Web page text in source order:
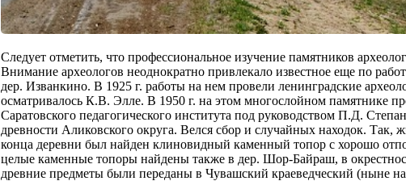
Следует отметить, что профессиональное изучение памятников
Внимание археологов неоднократно привлекало известное еще по
дер. Изванкино. В 1925 г. работы на нем провели ленинградские
осматривалось К.В. Элле. В 1950 г. на этом многослойном памятнике
Саратовского педагогического института под руководством П.Д.
древности Аликовского округа. Велся сбор и случайных находок.
конца деревни был найден клиновидный каменный топор с хорошо
целые каменные топоры найдены также в дер. Шор-Байраш, в
древние предметы были переданы в Чувашский краеведческий (ныне